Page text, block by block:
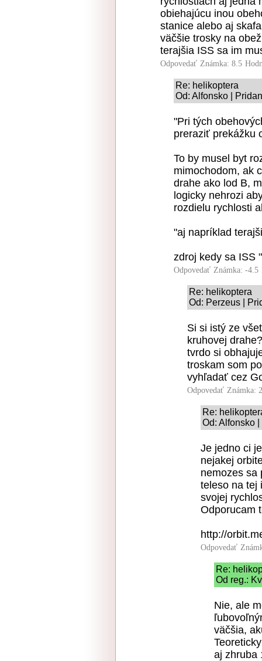
obiehajúcu inou
stanice alebo aj
väčšie trosky na
terajšia ISS sa im
Odpovedať Známka: 8.5
Re: helikoptera
Od: Alfonsko |
"Pri tých
preraziť prekážku
To by musel byt
mimochodom, ak
drahe ako lod B,
logicky nehrozi
rozdielu rychlosti
"aj napríklad
zdroj kedy sa ISS
Odpovedať Známka: -4.5
Re: helikoptera
Od: Perzeus |
Si si istý ze
kruhovej
tvrdo si
troskam som
vyhľadať cez
Odpovedať Známka:
Re:
Od: Alfonsko
Je jedno ci
nejakej
nemozes sa
teleso na tej
svojej
Odporucam
http://
Odpovedať
Re:
Od reg.:
Nie, ale
väčšia,
aj zhruba